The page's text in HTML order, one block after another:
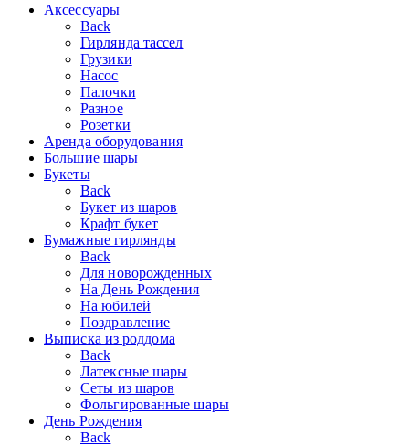
Аксессуары
Back
Гирлянда тассел
Грузики
Насос
Палочки
Разное
Розетки
Аренда оборудования
Большие шары
Букеты
Back
Букет из шаров
Крафт букет
Бумажные гирлянды
Back
Для новорожденных
На День Рождения
На юбилей
Поздравление
Выписка из роддома
Back
Латексные шары
Сеты из шаров
Фольгированные шары
День Рождения
Back